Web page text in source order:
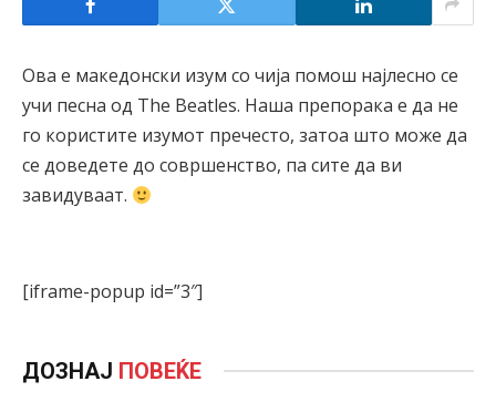
Ова е македонски изум со чија помош најлесно се
учи песна од The Beatles. Наша препорака е да не
го користите изумот пречесто, затоа што може да
се доведетe до совршенство, пa сите да ви
завидуваат.
[iframe-popup id=”3″]
ДОЗНАЈ ПОВЕЌЕ